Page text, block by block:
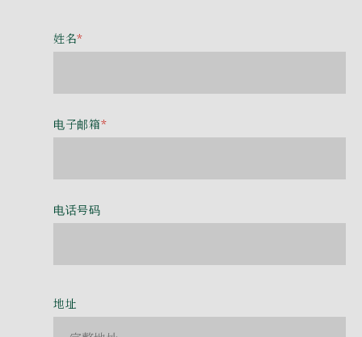
姓名*
电子邮箱*
电话号码
地址